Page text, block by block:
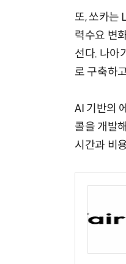
또, 쏘카는
력수요 변
선다. 나아
로 구축하
AI 기반의
콜을 개발
시간과 비